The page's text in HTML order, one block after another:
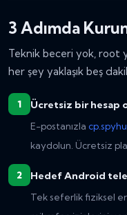
3 Adımda
Teknik beceri yok, root
her şey yaklaşık beş
Ücretsiz bir hesap
E-postanızla
kaydolun. Ücretsiz
Hedef Android
Tek seferlik fiziksel